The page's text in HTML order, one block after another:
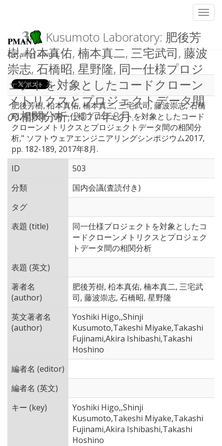
Kusumoto Laboratory: 肥後芳
樹, 柗本真佑, 楠本真二, 三宅武司, 藤波
崇志, 石橋昭, 星野隆, 同一仕様プロジ
ェクトを対象としたコードクローン
メトリクスとプロジェクトデータ間
の相関分析, 2017年8月.
Detail of a work
肥後芳樹, 柗本真佑, 楠本真二, 三宅武司, 藤波崇志, 石橋
昭, 星野隆, "同一仕様プロジェクトを対象としたコード
クローンメトリクスとプロジェクトデータ間の相関分
析," ソフトウェアエンジニアリングシンポジウム2017,
pp. 182-189, 2017年8月.
ID
503
分類
国内会議(査読付き)
タグ
表題 (title)
同一仕様プロジェクトを対象としたコ
ードクローンメトリクスとプロジェク
トデータ間の相関分析
表題 (英文)
著者名
(author)
肥後芳樹, 柗本真佑, 楠本真二, 三宅武
司, 藤波崇志, 石橋昭, 星野隆
英文著者名
(author)
Yoshiki Higo,,Shinji
Kusumoto,Takeshi Miyake,Takashi
Fujinami,Akira Ishibashi,Takashi
Hoshino
編者名 (editor)
編者名 (英文)
キー (key)
Yoshiki Higo,,Shinji
Kusumoto,Takeshi Miyake,Takashi
Fujinami,Akira Ishibashi,Takashi
Hoshino